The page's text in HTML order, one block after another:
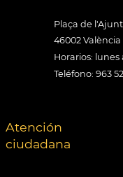
Plaça de
46002 València
Horarios: lunes
Teléfono: 963
Atención
ciudadana